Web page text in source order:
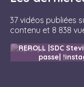
37 vidéos publiées
contenu et 8 838
REROLL |SDC
passe|